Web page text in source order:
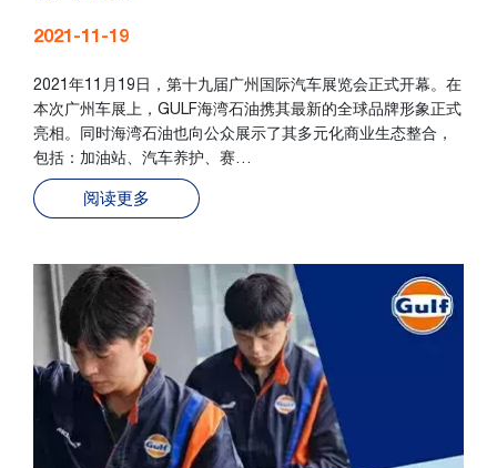
2021-11-19
2021年11月19日，第十九届广州国际汽车展览会正式开幕。在
本次广州车展上，GULF海湾石油携其最新的全球品牌形象正式
亮相。同时海湾石油也向公众展示了其多元化商业生态整合，
包括：加油站、汽车养护、赛…
阅读更多